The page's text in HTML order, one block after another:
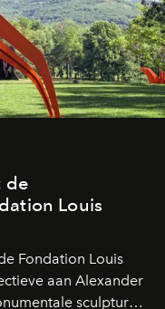
de
Louis
Fondation Louis
aan Alexander
sculpturen